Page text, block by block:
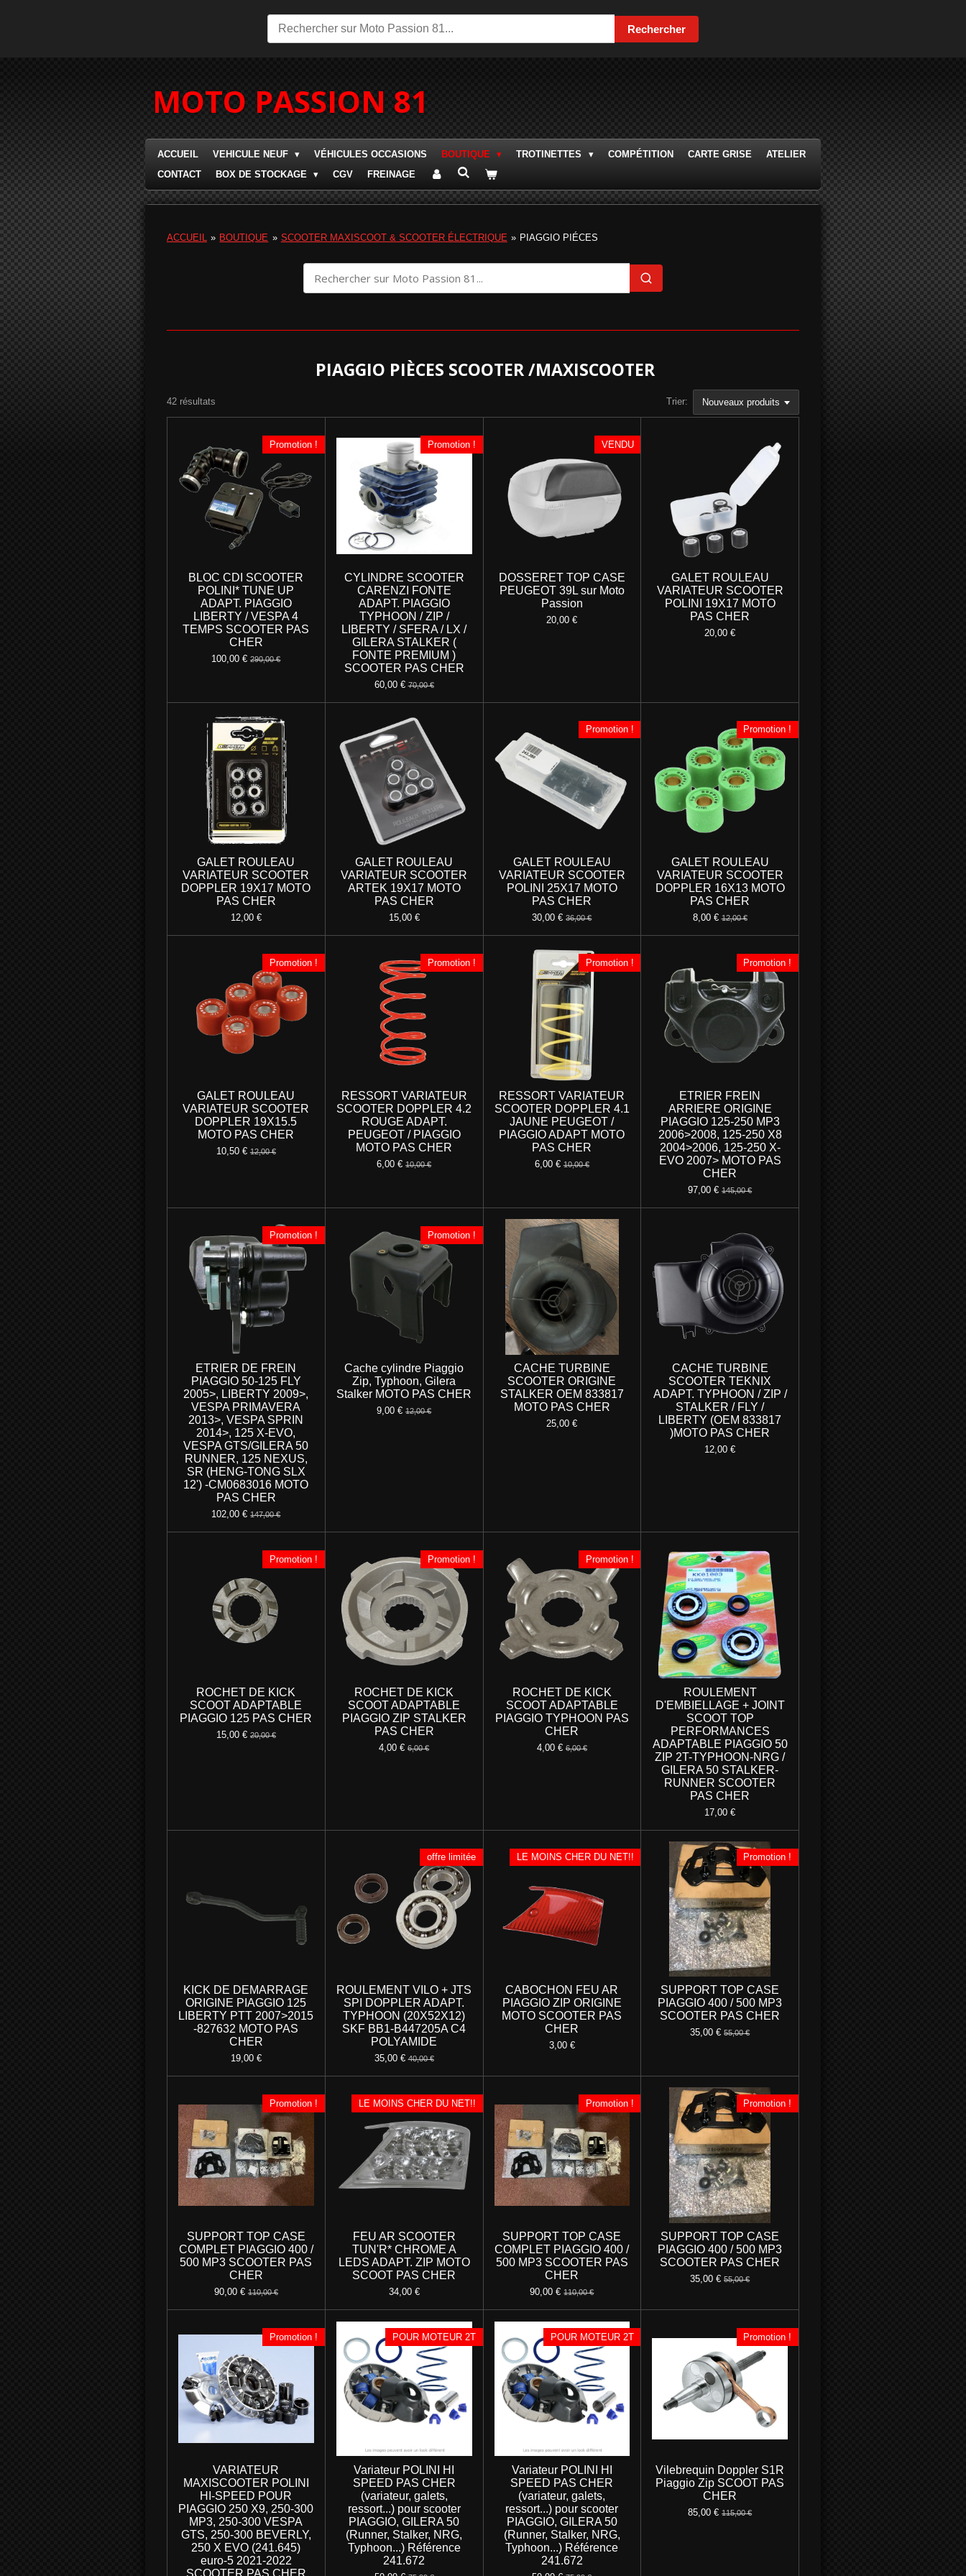
Rechercher
MOTO PASSION 81
ACCUEIL VEHICULE NEUF VÉHICULES OCCASIONS BOUTIQUE TROTINETTES COMPÉTITION CARTE GRISE
ATELIER
CONTACT
BOX DE STOCKAGE CGV FREINAGE
ACCUEIL » BOUTIQUE » SCOOTER MAXISCOOT & SCOOTER ÉLECTRIQUE » PIAGGIO PIÉCES
PIAGGIO PIÈCES SCOOTER /MAXISCOOTER
42 résultats Trier:
Promotion !
BLOC CDI SCOOTER
POLINI* TUNE UP
ADAPT. PIAGGIO
LIBERTY / VESPA 4
TEMPS SCOOTER PAS
CHER
100,00 € 290,00 €
Promotion !
CYLINDRE SCOOTER
CARENZI FONTE
ADAPT. PIAGGIO
TYPHOON / ZIP /
LIBERTY / SFERA / LX /
GILERA STALKER (
FONTE PREMIUM )
SCOOTER PAS CHER
60,00 € 70,00 €
VENDU
DOSSERET TOP CASE
PEUGEOT 39L sur Moto
Passion
20,00 €
GALET ROULEAU
VARIATEUR SCOOTER
POLINI 19X17 MOTO
PAS CHER
20,00 €
GALET ROULEAU
VARIATEUR SCOOTER
DOPPLER 19X17 MOTO
PAS CHER
12,00 €
GALET ROULEAU
VARIATEUR SCOOTER
ARTEK 19X17 MOTO
PAS CHER
15,00 €
Promotion !
GALET ROULEAU
VARIATEUR SCOOTER
POLINI 25X17 MOTO
PAS CHER
30,00 € 36,00 €
Promotion !
GALET ROULEAU
VARIATEUR SCOOTER
DOPPLER 16X13 MOTO
PAS CHER
8,00 € 12,00 €
Promotion !
GALET ROULEAU
VARIATEUR SCOOTER
DOPPLER 19X15.5
MOTO PAS CHER
10,50 € 12,00 €
Promotion !
RESSORT VARIATEUR
SCOOTER DOPPLER 4.2
ROUGE ADAPT.
PEUGEOT / PIAGGIO
MOTO PAS CHER
6,00 € 10,00 €
Promotion !
RESSORT VARIATEUR
SCOOTER DOPPLER 4.1
JAUNE PEUGEOT /
PIAGGIO ADAPT MOTO
PAS CHER
6,00 € 10,00 €
Promotion !
ETRIER FREIN
ARRIERE ORIGINE
PIAGGIO 125-250 MP3
2006>2008, 125-250 X8
2004>2006, 125-250 X-
EVO 2007> MOTO PAS
CHER
97,00 € 145,00 €
Promotion !
ETRIER DE FREIN
PIAGGIO 50-125 FLY
2005>, LIBERTY 2009>,
VESPA PRIMAVERA
2013>, VESPA SPRIN
2014>, 125 X-EVO,
VESPA GTS/GILERA 50
RUNNER, 125 NEXUS,
SR (HENG-TONG SLX
12') -CM0683016 MOTO
PAS CHER
102,00 € 147,00 €
Promotion !
Cache cylindre Piaggio
Zip, Typhoon, Gilera
Stalker MOTO PAS CHER
9,00 € 12,00 €
CACHE TURBINE
SCOOTER ORIGINE
STALKER OEM 833817
MOTO PAS CHER
25,00 €
CACHE TURBINE
SCOOTER TEKNIX
ADAPT. TYPHOON / ZIP /
STALKER / FLY /
LIBERTY (OEM 833817
)MOTO PAS CHER
12,00 €
Promotion !
ROCHET DE KICK
SCOOT ADAPTABLE
PIAGGIO 125 PAS CHER
15,00 € 20,00 €
Promotion !
ROCHET DE KICK
SCOOT ADAPTABLE
PIAGGIO ZIP STALKER
PAS CHER
4,00 € 6,00 €
Promotion !
ROCHET DE KICK
SCOOT ADAPTABLE
PIAGGIO TYPHOON PAS
CHER
4,00 € 6,00 €
ROULEMENT
D'EMBIELLAGE + JOINT
SCOOT TOP
PERFORMANCES
ADAPTABLE PIAGGIO 50
ZIP 2T-TYPHOON-NRG /
GILERA 50 STALKER-
RUNNER SCOOTER
PAS CHER
17,00 €
KICK DE DEMARRAGE
ORIGINE PIAGGIO 125
LIBERTY PTT 2007>2015
-827632 MOTO PAS
CHER
19,00 €
offre limitée
ROULEMENT VILO + JTS
SPI DOPPLER ADAPT.
TYPHOON (20X52X12)
SKF BB1-B447205A C4
POLYAMIDE
35,00 € 40,00 €
LE MOINS CHER DU NET!!
CABOCHON FEU AR
PIAGGIO ZIP ORIGINE
MOTO SCOOTER PAS
CHER
3,00 €
Promotion !
SUPPORT TOP CASE
PIAGGIO 400 / 500 MP3
SCOOTER PAS CHER
35,00 € 55,00 €
Promotion !
SUPPORT TOP CASE
COMPLET PIAGGIO 400 /
500 MP3 SCOOTER PAS
CHER
90,00 € 110,00 €
LE MOINS CHER DU NET!!
FEU AR SCOOTER
TUN'R* CHROME A
LEDS ADAPT. ZIP MOTO
SCOOT PAS CHER
34,00 €
Promotion !
SUPPORT TOP CASE
COMPLET PIAGGIO 400 /
500 MP3 SCOOTER PAS
CHER
90,00 € 110,00 €
Promotion !
SUPPORT TOP CASE
PIAGGIO 400 / 500 MP3
SCOOTER PAS CHER
35,00 € 55,00 €
Promotion !
VARIATEUR
MAXISCOOTER POLINI
HI-SPEED POUR
PIAGGIO 250 X9, 250-300
MP3, 250-300 VESPA
GTS, 250-300 BEVERLY,
250 X EVO (241.645)
euro-5 2021-2022
SCOOTER PAS CHER
POUR MOTEUR 2T
Variateur POLINI HI
SPEED PAS CHER
(variateur, galets,
ressort...) pour scooter
PIAGGIO, GILERA 50
(Runner, Stalker, NRG,
Typhoon...) Référence
241.672
POUR MOTEUR 2T
Variateur POLINI HI
SPEED PAS CHER
(variateur, galets,
ressort...) pour scooter
PIAGGIO, GILERA 50
(Runner, Stalker, NRG,
Typhoon...) Référence
241.672
Promotion !
Vilebrequin Doppler S1R
Piaggio Zip SCOOT PAS
CHER
85,00 € 115,00 €